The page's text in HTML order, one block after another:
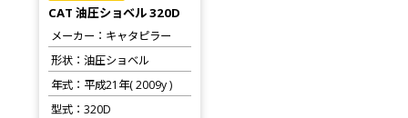
CAT 油圧ショベル 320D
メーカー
キャタピラー
形状
油圧ショベル
年式
平成21年( 2009y )
型式
320D